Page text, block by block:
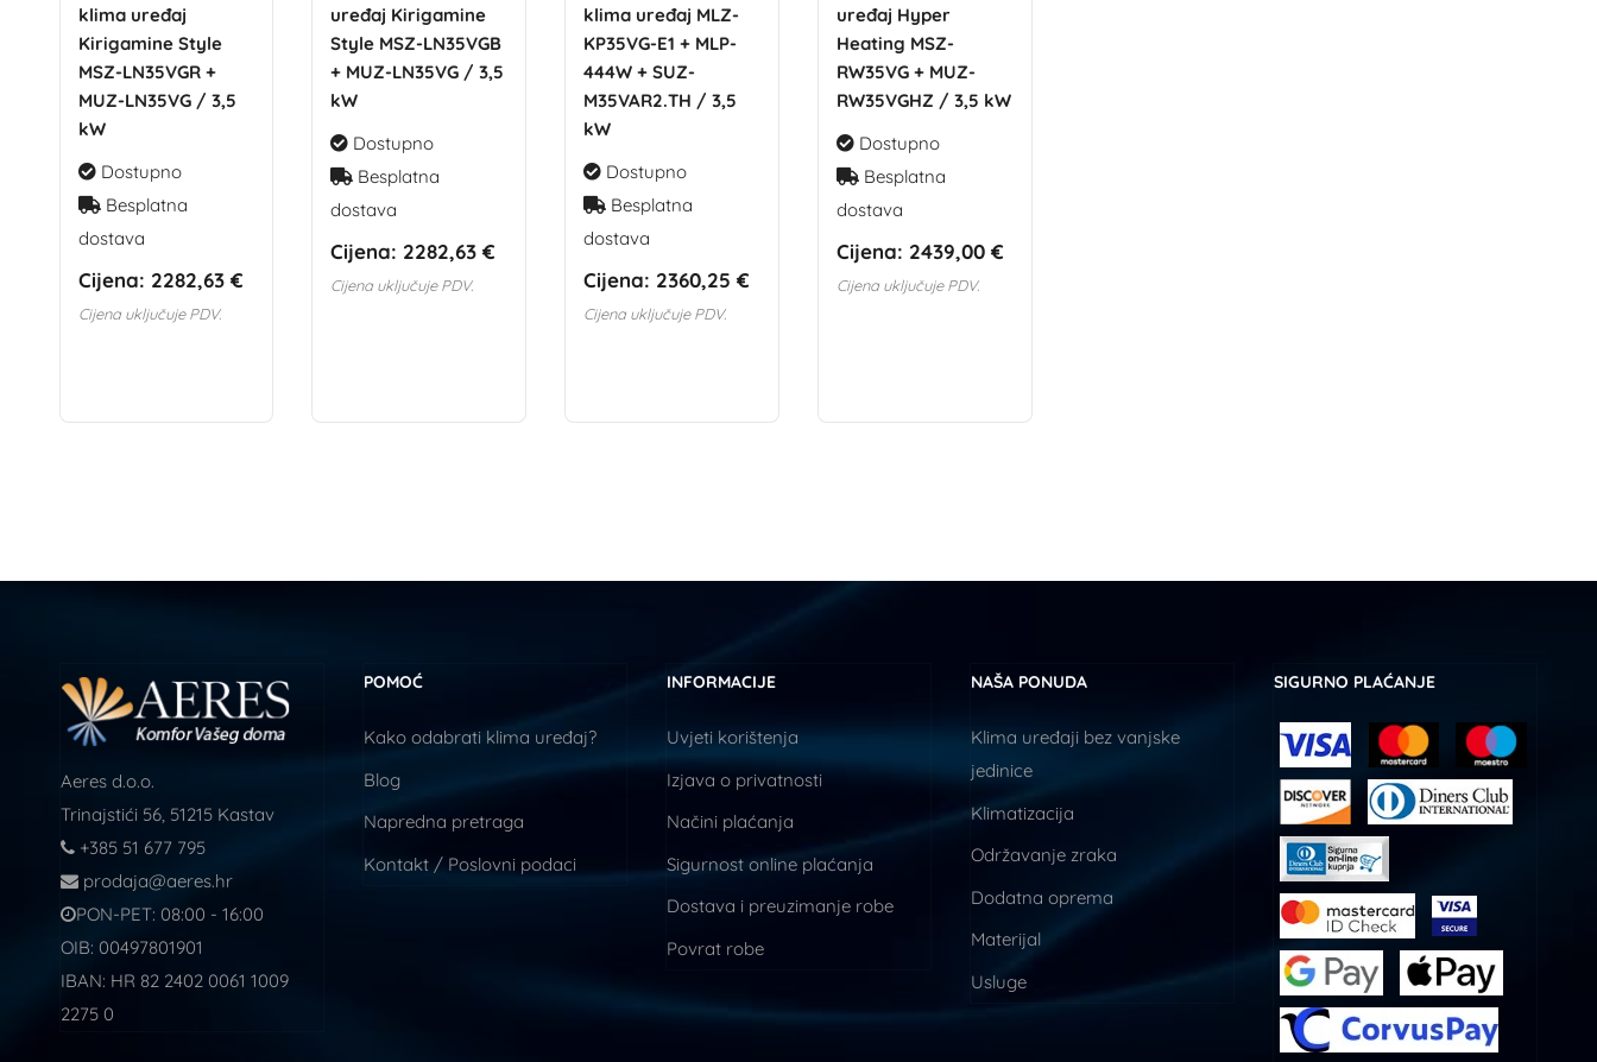
klima uređaj
Kirigamine Style
MSZ-LN35VGR +
MUZ-LN35VG / 3,5
kW
Dostupno
Besplatna
dostava
Cijena: 2282,63 €
Cijena uključuje PDV.
uređaj Kirigamine
Style MSZ-LN35VGB
+ MUZ-LN35VG / 3,5
kW
Dostupno
Besplatna
dostava
Cijena: 2282,63 €
Cijena uključuje PDV.
klima uređaj MLZ-
KP35VG-E1 + MLP-
444W + SUZ-
M35VAR2.TH / 3,5
kW
Dostupno
Besplatna
dostava
Cijena: 2360,25 €
Cijena uključuje PDV.
uređaj Hyper
Heating MSZ-
RW35VG + MUZ-
RW35VGHZ / 3,5 kW
Dostupno
Besplatna
dostava
Cijena: 2439,00 €
Cijena uključuje PDV.
Aeres d.o.o.
Trinajstići 56, 51215 Kastav
+385 51 677 795
prodaja@aeres.hr
PON-PET: 08:00 - 16:00
OIB: 00497801901
IBAN: HR 82 2402 0061 1009
2275 0
POMOĆ
Kako odabrati klima uređaj?
Blog
Napredna pretraga
Kontakt / Poslovni podaci
INFORMACIJE
Uvjeti korištenja
Izjava o privatnosti
Načini plaćanja
Sigurnost online plaćanja
Dostava i preuzimanje robe
Povrat robe
NAŠA PONUDA
Klima uređaji bez vanjske
jedinice
Klimatizacija
Održavanje zraka
Dodatna oprema
Materijal
Usluge
SIGURNO PLAĆANJE